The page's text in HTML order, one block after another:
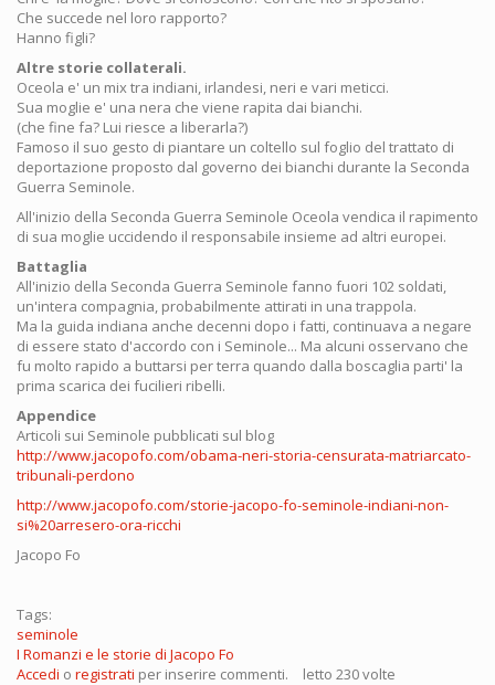
Che succede nel loro rapporto?
Hanno figli?
Altre storie collaterali.
Oceola e' un mix tra indiani, irlandesi, neri e vari meticci.
Sua moglie e' una nera che viene rapita dai bianchi.
(che fine fa? Lui riesce a liberarla?)
Famoso il suo gesto di piantare un coltello sul foglio del trattato di
deportazione proposto dal governo dei bianchi durante la Seconda
Guerra Seminole.
All'inizio della Seconda Guerra Seminole Oceola vendica il rapimento
di sua moglie uccidendo il responsabile insieme ad altri europei.
Battaglia
All'inizio della Seconda Guerra Seminole fanno fuori 102 soldati,
un'intera compagnia, probabilmente attirati in una trappola.
Ma la guida indiana anche decenni dopo i fatti, continuava a negare
di essere stato d'accordo con i Seminole... Ma alcuni osservano che
fu molto rapido a buttarsi per terra quando dalla boscaglia parti' la
prima scarica dei fucilieri ribelli.
Appendice
Articoli sui Seminole pubblicati sul blog
http://www.jacopofo.com/obama-neri-storia-censurata-matriarcato-
tribunali-perdono
http://www.jacopofo.com/storie-jacopo-fo-seminole-indiani-non-
si%20arresero-ora-ricchi
Jacopo Fo
Tags:
seminole
I Romanzi e le storie di Jacopo Fo
Accedi o registrati per inserire commenti. letto 230 volte